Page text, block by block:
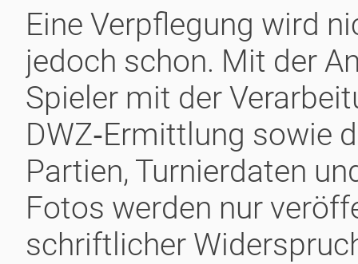
Eine Verpflegung wird
jedoch schon. Mit der
Spieler mit der
DWZ‑Ermittlung sowie
Partien, Turnierdaten
Fotos werden nur
schriftlicher